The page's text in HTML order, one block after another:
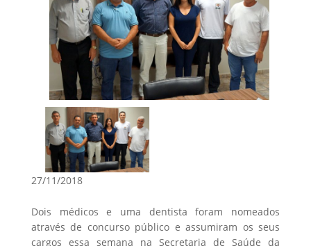
27/11/2018
Dois médicos e uma dentista foram nomeados
através de concurso público e assumiram os seus
cargos essa semana na Secretaria de Saúde da